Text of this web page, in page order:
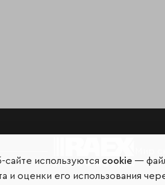
сайте используются cookie —
и оценки его использования